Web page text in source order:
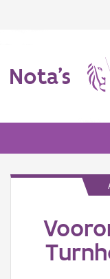
Nota's
Aanmelden